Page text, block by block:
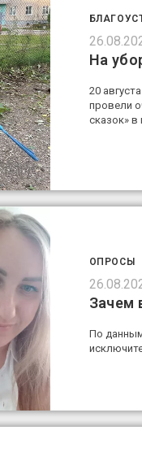
На
20
провели
сказок» в
ОПРОСЫ
Зачем
По